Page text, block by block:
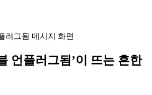
언플러그됨’이 뜨는 흔한